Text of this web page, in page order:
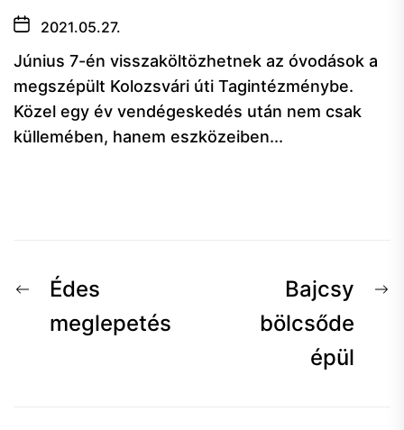
2021.05.27.
Június 7-én visszaköltözhetnek az óvodások a
megszépült Kolozsvári úti Tagintézménybe.
Közel egy év vendégeskedés után nem csak
küllemében, hanem eszközeiben...
Bejegyzés
navigáció
ElőzőÉdes
meglepetés
Bajcsy
bölcsőde
épül